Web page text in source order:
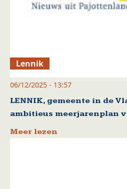
Lennik
06/12/2025 - 13:57
LENNIK, gemeente in de
ambitieus meerjarenplan
Meer lezen